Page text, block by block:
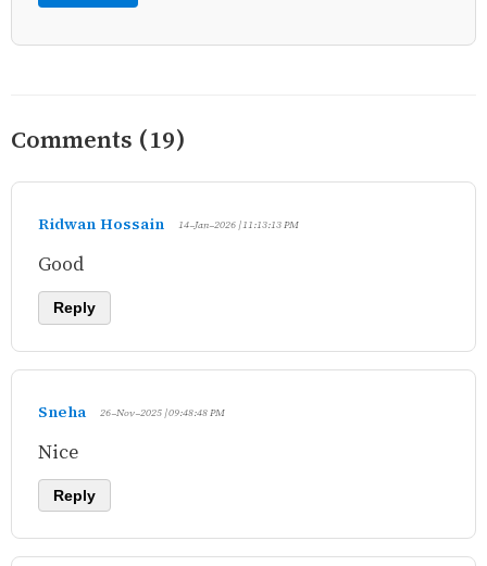
Comments (19)
Ridwan Hossain 14-Jan-2026 | 11:13:13 PM
Good
Reply
Sneha 26-Nov-2025 | 09:48:48 PM
Nice
Reply